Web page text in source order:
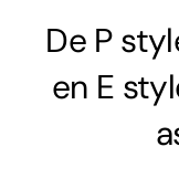
De P
en E